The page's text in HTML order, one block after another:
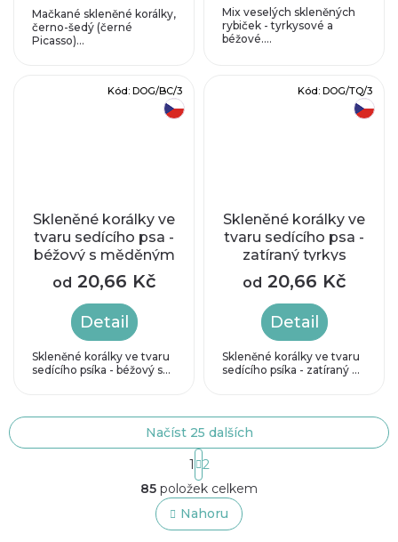
Mačkané skleněné korálky,
černo-šedý (černé
Picasso)...
Mix veselých skleněných
rybiček - tyrkysové a
béžové....
Skleněné korálky ve
tvaru sedícího psa -
béžový s měděným
zátěrem
od 20,66 Kč
Detail
Skleněné korálky ve tvaru
sedícího psíka - béžový s...
Kód: DOG/BC/3
Skleněné korálky ve
tvaru sedícího psa -
zatíraný tyrkys
od 20,66 Kč
Detail
Skleněné korálky ve tvaru
sedícího psíka - zatíraný ...
Kód: DOG/TQ/3
O
v
l
á
Načíst 25 dalších
S
t
r
á
n
k
1
2
85 položek celkem
Nahoru